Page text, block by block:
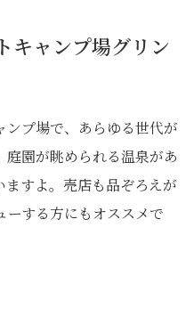
キャンプ場グリン
ンプ場で、あらゆる世代が
園が眺められる温泉があ
ますよ。売店も品ぞろえが
する方にもオススメで